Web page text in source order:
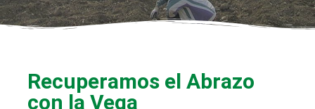
Recuperamos el Abrazo
con la Vega